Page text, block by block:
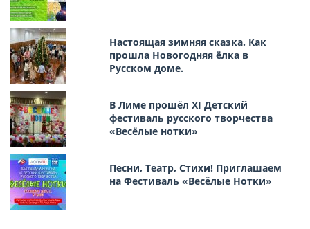
Настоящая зимняя сказка. Как
прошла Новогодняя ёлка в
Русском доме.
В Лиме прошёл XI Детский
фестиваль русского творчества
«Весёлые нотки»
Песни, Театр, Стихи! Приглашаем
на Фестиваль «Весёлые Нотки»